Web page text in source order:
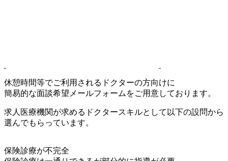
休憩時間等でご利用されるドクターの方向けに
簡易的な面談希望メールフォームをご用意しております。
求人医療機関が求めるドクタースキルとして以下の設問から
選んでもらっています。
保険診療が不完全